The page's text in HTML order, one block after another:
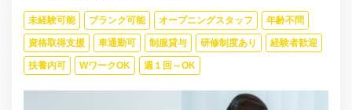
未経験可能 ブランク可能 オープニングスタッフ 年齢不問
資格取得支援 車通勤可 制服貸与 研修制度あり 経験者歓迎
扶養内可 WワークOK 週１回～OK